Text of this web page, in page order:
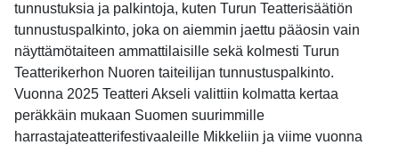
tunnustuksia ja palkintoja, kuten Turun Teatterisäätiön
tunnustuspalkinto, joka on aiemmin jaettu pääosin vain
näyttämötaiteen ammattilaisille sekä kolmesti Turun
Teatterikerhon Nuoren taiteilijan tunnustuspalkinto.
Vuonna 2025 Teatteri Akseli valittiin kolmatta kertaa
peräkkäin mukaan Suomen suurimmille
harrastajateatterifestivaaleille Mikkeliin ja viime vuonna